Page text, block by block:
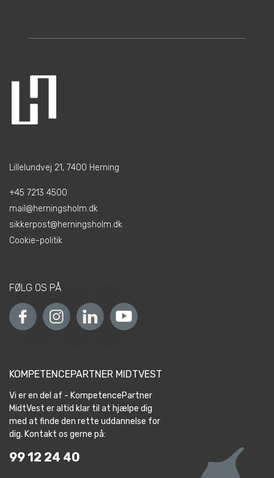
Lillelundvej 21, 7400 Herning
+45 7213 4500
mail@herningsholm.dk
sikkerpost@herningsholm.dk
Cookie-politik
FØLG OS PÅ
KOMPETENCEPARTNER MIDTVEST
Vi er en del af - KompetencePartner
MidtVest er altid klar til at hjælpe dig
med at finde den rette uddannelse for
dig. Kontakt os gerne på:
99 12 24 40